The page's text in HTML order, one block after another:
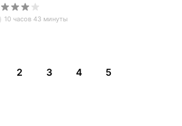
10 часов 43 минуты
2 3 4 5